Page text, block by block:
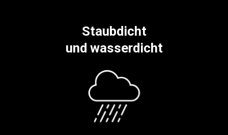
Staubdicht
und wasserdicht